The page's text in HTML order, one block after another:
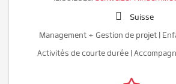
Suisse
Management + Gestion de projet |
Activités de courte durée |